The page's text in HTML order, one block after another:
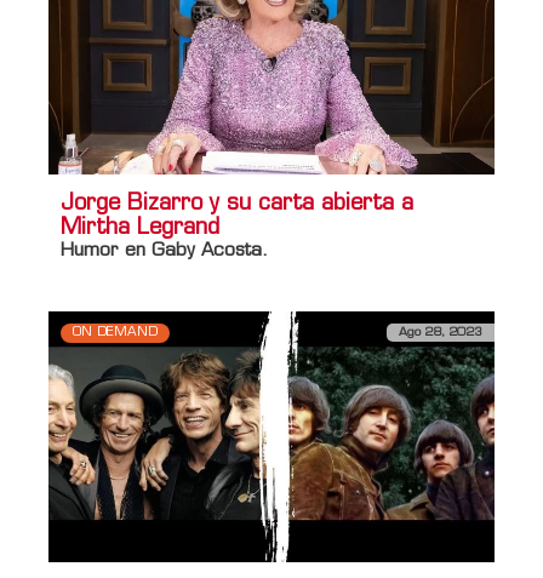
Jorge Bizarro y su carta abierta a
Mirtha Legrand
Humor en Gaby Acosta.
ON DEMAND Ago 28, 2023